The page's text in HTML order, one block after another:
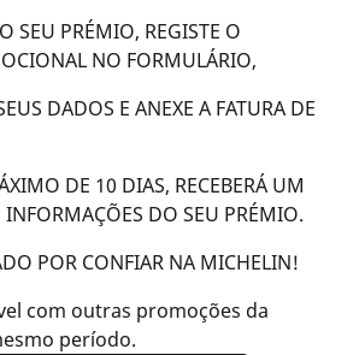
SEU PRÉMIO, REGISTE O
NO FORMULÁRIO,
DADOS E ANEXE A FATURA DE
DE 10 DIAS, RECEBERÁ UM
DO SEU PRÉMIO.
POR CONFIAR NA MICHELIN!
com outras promoções da
período.